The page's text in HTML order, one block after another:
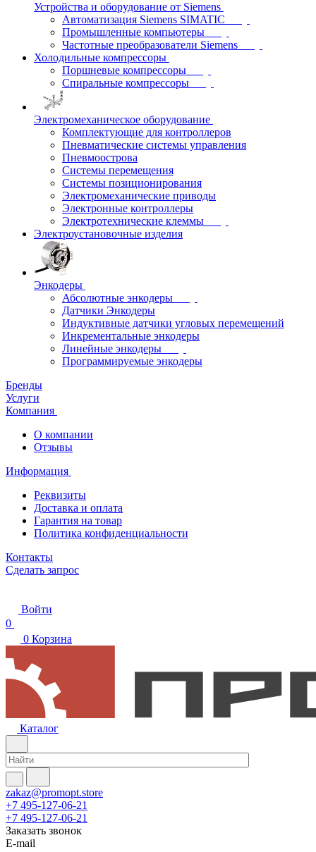
Устройства и оборудование от Siemens
Автоматизация Siemens SIMATIC
Промышленные компьютеры
Частотные преобразователи Siemens
Холодильные компрессоры
Поршневые компрессоры
Спиральные компрессоры
Электромеханическое оборудование
Комплектующие для контроллеров
Пневматические системы управления
Пневмоострова
Системы перемещения
Системы позиционирования
Электромеханические приводы
Электронные контроллеры
Электротехнические клеммы
Электроустановочные изделия
Энкодеры
Абсолютные энкодеры
Датчики Энкодеры
Индуктивные датчики угловых перемещений
Инкрементальные энкодеры
Линейные энкодеры
Программируемые энкодеры
Бренды
Услуги
Компания
О компании
Отзывы
Информация
Реквизиты
Доставка и оплата
Гарантия на товар
Политика конфиденциальности
Контакты
Сделать запрос
Войти
0
0 Корзина
Каталог
zakaz@promopt.store
+7 495-127-06-21
+7 495-127-06-21
Заказать звонок
E-mail